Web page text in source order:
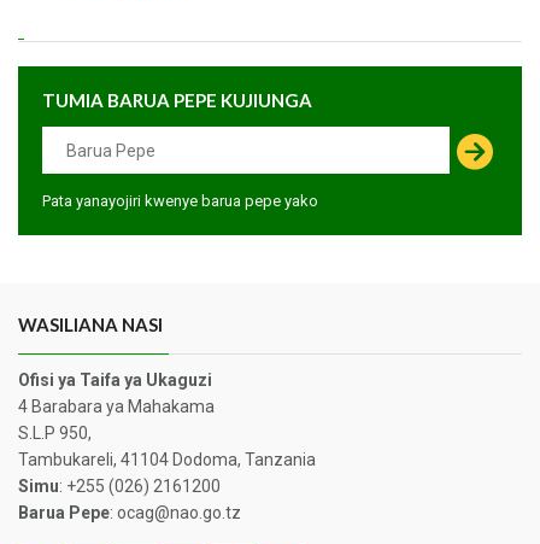
TUMIA BARUA PEPE KUJIUNGA
Pata yanayojiri kwenye barua pepe yako
WASILIANA NASI
Ofisi ya Taifa ya Ukaguzi
4 Barabara ya Mahakama
S.L.P 950,
Tambukareli, 41104 Dodoma, Tanzania
Simu: +255 (026) 2161200
Barua Pepe: ocag@nao.go.tz